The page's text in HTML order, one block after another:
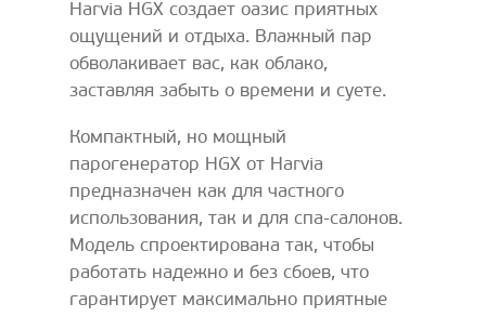
Harvia HGX создает оазис приятных
ощущений и отдыха. Влажный пар
обволакивает вас, как облако,
заставляя забыть о времени и суете.
Компактный, но мощный
парогенератор HGX от Harvia
предназначен как для частного
использования, так и для спа-салонов.
Модель спроектирована так, чтобы
работать надежно и без сбоев, что
гарантирует максимально приятные